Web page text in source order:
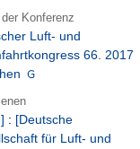
der Konferenz
Luft- und
66. 2017
: [Deutsche
für Luft- und